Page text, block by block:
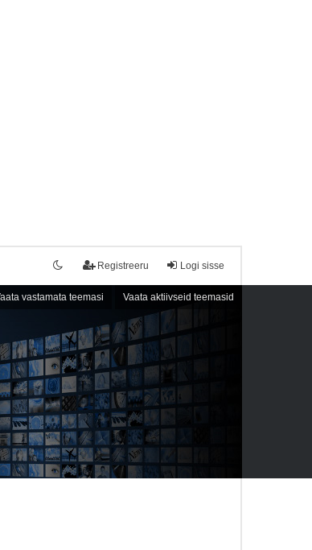
Logi sisse
Registreeru
vastamata teemasi Vaata aktiivseid teemasid